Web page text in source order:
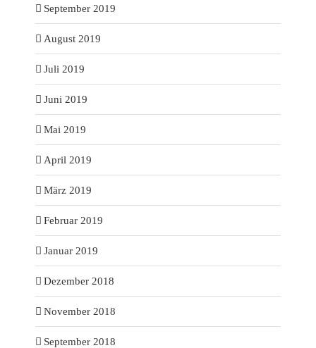
September 2019
August 2019
Juli 2019
Juni 2019
Mai 2019
April 2019
März 2019
Februar 2019
Januar 2019
Dezember 2018
November 2018
September 2018